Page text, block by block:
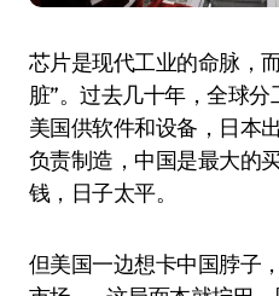
芯片是现代工业的命脉，
脏”。过去几十年，全球分
美国供软件和设备，日本
负责制造，中国是最大的
钱，日子太平。
但美国一边想卡中国脖子